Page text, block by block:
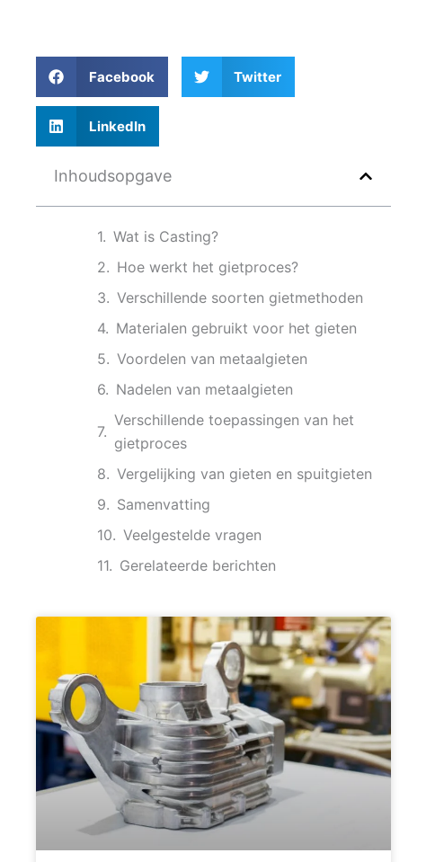
Facebook Twitter
LinkedIn
Inhoudsopgave
Wat is Casting?
Hoe werkt het gietproces?
Verschillende soorten gietmethoden
Materialen gebruikt voor het gieten
Voordelen van metaalgieten
Nadelen van metaalgieten
Verschillende toepassingen van het
gietproces
Vergelijking van gieten en spuitgieten
Samenvatting
Veelgestelde vragen
Gerelateerde berichten